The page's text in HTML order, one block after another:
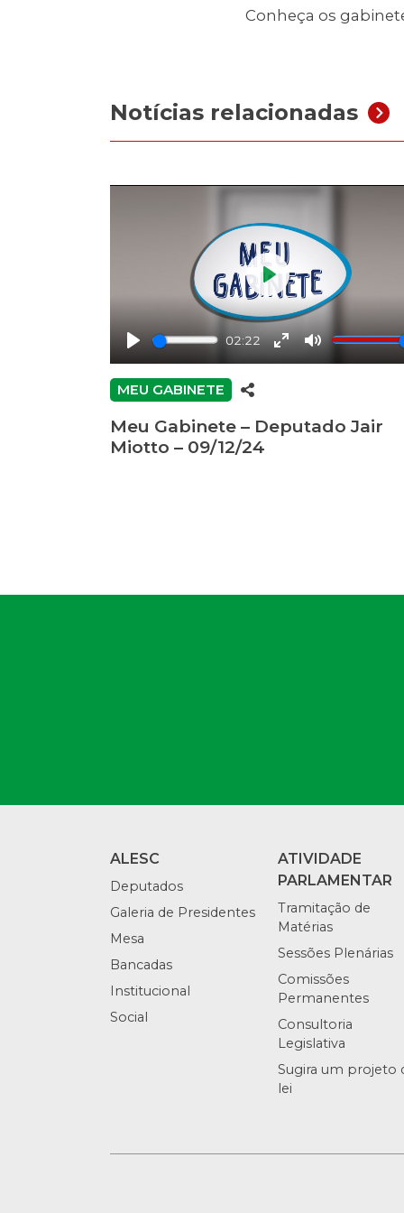
Conheça os
Notícias relacionadas
Play
02:22
EnterMute
Play
MEU GABINETE
Meu Gabinete – Deputado Jair
Miotto – 09/12/24
ALESC
Deputados
Galeria de Presidentes
Mesa
Bancadas
Institucional
Social
ATIVIDADE
PARLAMENTAR
Tramitação de
Matérias
Sessões Plenárias
Comissões
Permanentes
Consultoria
Legislativa
Sugira um projeto
lei